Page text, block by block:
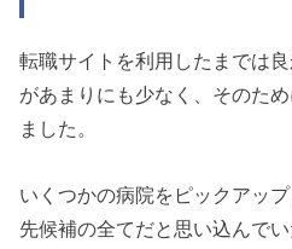
転職サイトを利用したまでは
があまりにも少なく、そのた
ました。
いくつかの病院をピックアッ
先候補の全てだと思い込んで